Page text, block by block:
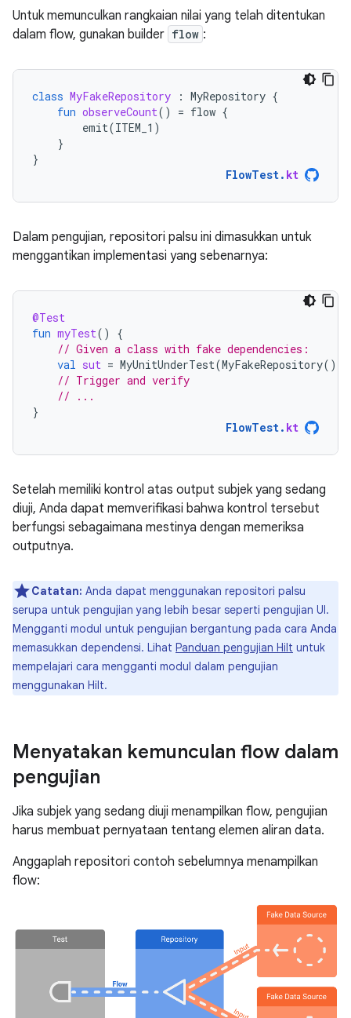
Untuk memunculkan rangkaian nilai yang telah ditentukan
dalam flow, gunakan builder flow :
class MyFakeRepository : MyRepository {
fun observeCount() = flow {
emit(ITEM_1 )
}
}
FlowTest. kt
Dalam pengujian, repositori palsu ini dimasukkan untuk
menggantikan implementasi yang sebenarnya:
@Test
fun myTest()
{
// Given a class with fake dependencies:
val sut = MyUnitUnderTest(MyFakeRepository())
// Trigger and verify
// ...
}
FlowTest. kt
Setelah memiliki kontrol atas output subjek yang sedang
diuji, Anda dapat memverifikasi bahwa kontrol tersebut
berfungsi sebagaimana mestinya dengan memeriksa
outputnya.
Catatan: Anda dapat menggunakan repositori palsu
serupa untuk pengujian yang lebih besar seperti pengujian UI.
Mengganti modul untuk pengujian bergantung pada cara Anda
memasukkan dependensi. Lihat Panduan pengujian Hilt untuk
mempelajari cara mengganti modul dalam pengujian
menggunakan Hilt.
Menyatakan kemunculan flow dalam
pengujian
Jika subjek yang sedang diuji menampilkan flow, pengujian
harus membuat pernyataan tentang elemen aliran data.
Anggaplah repositori contoh sebelumnya menampilkan
flow: